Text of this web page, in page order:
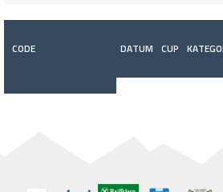
CODE DATUM CUP